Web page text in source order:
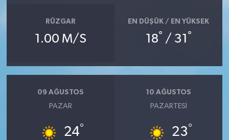
RÜZGAR
1.00 M/S
EN DÜŞÜK / EN YÜKSEK
18° / 31 °
09 AĞUSTOS
PAZAR
24°
10 AĞUSTOS
PAZARTESI
23°